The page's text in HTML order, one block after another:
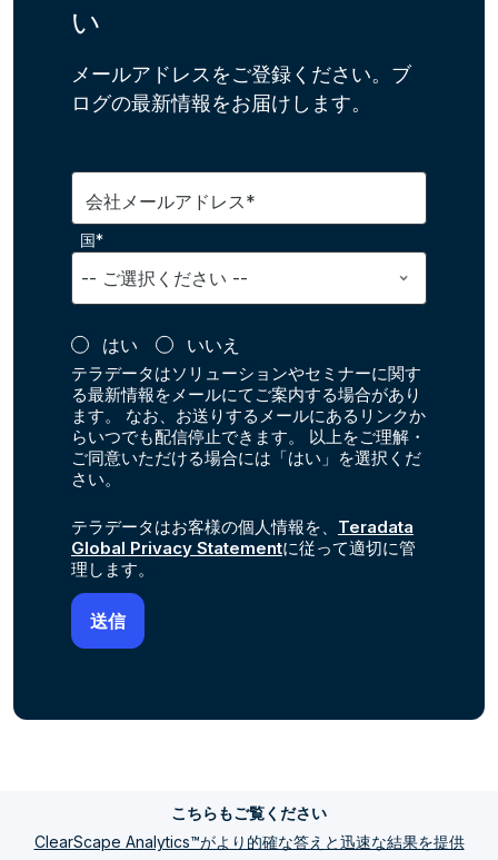
い
メールアドレスをご登録ください。ブ
ログの最新情報をお届けします。
会社メールアドレス*
国*
はい いいえ
テラデータはソリューションやセミナーに関す
る最新情報をメールにてご案内する場合があり
ます。 なお、お送りするメールにあるリンクか
らいつでも配信停止できます。 以上をご理解・
ご同意いただける場合には「はい」を選択くだ
さい。
テラデータはお客様の個人情報を、 Teradata
Global Privacy Statementに従って適切に管
理します。
こちらもご覧ください
ClearScape Analytics™がより的確な答えと迅速な結果を提供